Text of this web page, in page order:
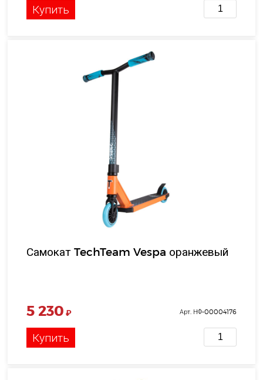
Купить
Самокат TechTeam Vespa оранжевый
5 230 ₽ Арт. НФ-00004176
Купить